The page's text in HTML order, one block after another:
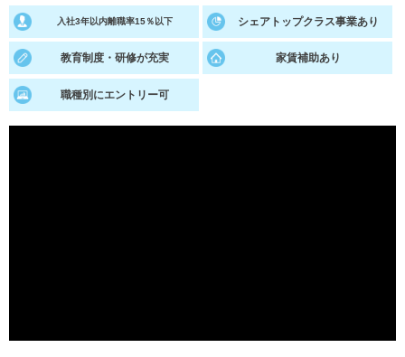
就活支援 就活コラム
適職診断
あなたに合う仕事を診断！
就活チャンネル
入社3年以内離職率15％以下 シェアトップクラス事業あり
教育制度・研修が充実 家賃補助あり
職種別にエントリー可